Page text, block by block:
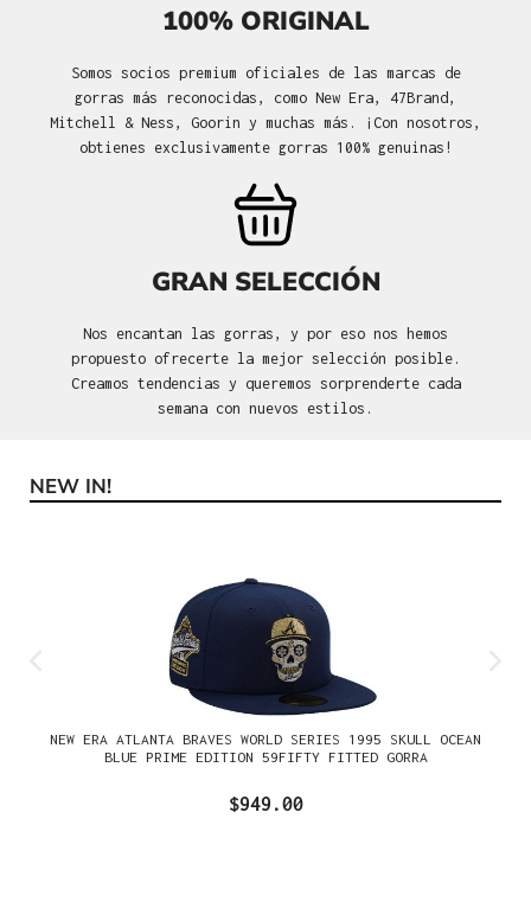
100% ORIGINAL
Somos socios premium oficiales de las marcas de
gorras más reconocidas, como New Era, 47Brand,
Mitchell & Ness, Goorin y muchas más. ¡Con nosotros,
obtienes exclusivamente gorras 100% genuinas!
GRAN SELECCIÓN
Nos encantan las gorras, y por eso nos hemos
propuesto ofrecerte la mejor selección posible.
Creamos tendencias y queremos sorprenderte cada
semana con nuevos estilos.
Omitir la galería de productos
NEW IN!
NEW ERA ATLANTA BRAVES WORLD SERIES 1995 SKULL OCEAN
BLUE PRIME EDITION 59FIFTY FITTED GORRA
$949.00